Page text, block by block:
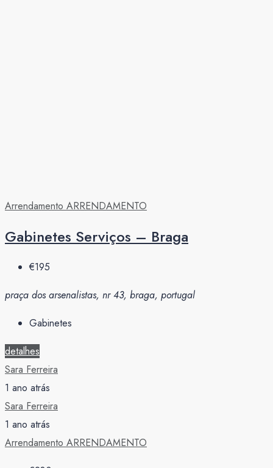
Arrendamento ARRENDAMENTO
Gabinetes Serviços – Braga
€195
praça dos arsenalistas, nr 43, braga, portugal
Gabinetes
detalhes
Sara Ferreira
1 ano atrás
Sara Ferreira
1 ano atrás
Arrendamento ARRENDAMENTO